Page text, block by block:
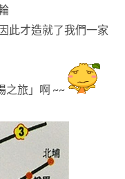
此才造就了我們一家
之旅 」啊 ~~